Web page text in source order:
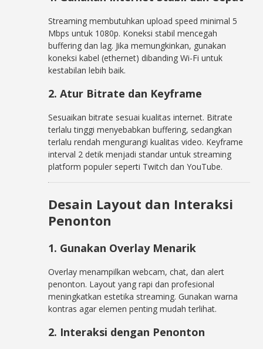
Streaming membutuhkan upload speed minimal 5
Mbps untuk 1080p. Koneksi stabil mencegah
buffering dan lag. Jika memungkinkan, gunakan
koneksi kabel (ethernet) dibanding Wi-Fi untuk
kestabilan lebih baik.
2. Atur Bitrate dan Keyframe
Sesuaikan bitrate sesuai kualitas internet. Bitrate
terlalu tinggi menyebabkan buffering, sedangkan
terlalu rendah mengurangi kualitas video. Keyframe
interval 2 detik menjadi standar untuk streaming
platform populer seperti Twitch dan YouTube.
Desain Layout dan Interaksi
Penonton
1. Gunakan Overlay Menarik
Overlay menampilkan webcam, chat, dan alert
penonton. Layout yang rapi dan profesional
meningkatkan estetika streaming. Gunakan warna
kontras agar elemen penting mudah terlihat.
2. Interaksi dengan Penonton